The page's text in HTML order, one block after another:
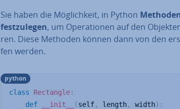
Sie haben die Mög­lich­keit, in Python
fest­zu­le­gen, um Ope­ra­tio­nen auf den
ren. Diese Methoden können dann von den
fen werden.
class Rectangle:
def
__init__ (self, length, width) :
python